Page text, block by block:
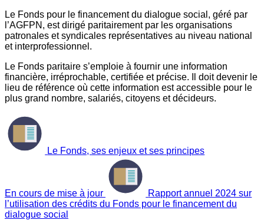
Le Fonds pour le financement du dialogue social, géré par
l’AGFPN, est dirigé paritairement par les organisations
patronales et syndicales représentatives au niveau national
et interprofessionnel.
Le Fonds paritaire s’emploie à fournir une information
financière, irréprochable, certifiée et précise. Il doit devenir le
lieu de référence où cette information est accessible pour le
plus grand nombre, salariés, citoyens et décideurs.
Le Fonds, ses enjeux et ses principes
En cours de mise à jour
Rapport annuel 2024 sur
l’utilisation des crédits du Fonds pour le financement du
dialogue social